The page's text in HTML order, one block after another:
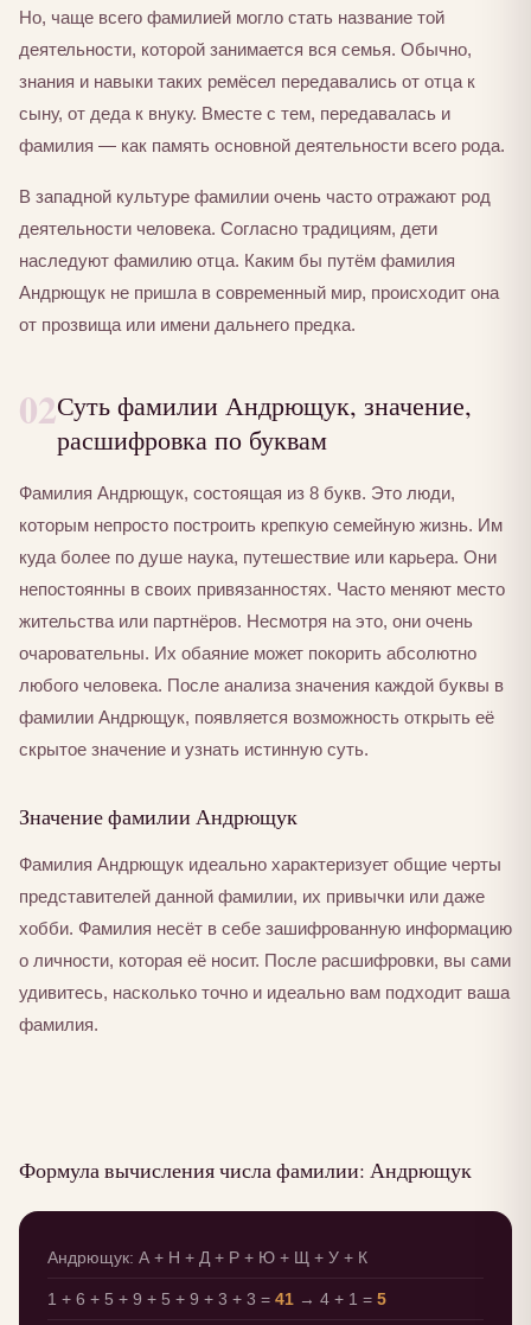
Но, чаще всего фамилией могло стать название той
деятельности, которой занимается вся семья. Обычно,
знания и навыки таких ремёсел передавались от отца к
сыну, от деда к внуку. Вместе с тем, передавалась и
фамилия — как память основной деятельности всего рода.
В западной культуре фамилии очень часто отражают род
деятельности человека. Согласно традициям, дети
наследуют фамилию отца. Каким бы путём фамилия
Андрющук не пришла в современный мир, происходит она
от прозвища или имени дальнего предка.
02Суть фамилии Андрющук, значение,
расшифровка по буквам
Фамилия Андрющук, состоящая из 8 букв. Это люди,
которым непросто построить крепкую семейную жизнь. Им
куда более по душе наука, путешествие или карьера. Они
непостоянны в своих привязанностях. Часто меняют место
жительства или партнёров. Несмотря на это, они очень
очаровательны. Их обаяние может покорить абсолютно
любого человека. После анализа значения каждой буквы в
фамилии Андрющук, появляется возможность открыть её
скрытое значение и узнать истинную суть.
Значение фамилии Андрющук
Фамилия Андрющук идеально характеризует общие черты
представителей данной фамилии, их привычки или даже
хобби. Фамилия несёт в себе зашифрованную информацию
о личности, которая её носит. После расшифровки, вы сами
удивитесь, насколько точно и идеально вам подходит ваша
фамилия.
Формула вычисления числа фамилии: Андрющук
Андрющук: А + Н + Д + Р + Ю + Щ + У + К
1 + 6 + 5 + 9 + 5 + 9 + 3 + 3 = 41 → 4 + 1 = 5